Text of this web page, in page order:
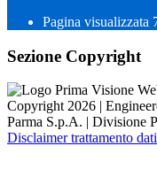
Pagina visualizzata
Sezione Copyright
Copyright 2026 |
Parma S.p.A. | Divisione
Disclaimer trattamento